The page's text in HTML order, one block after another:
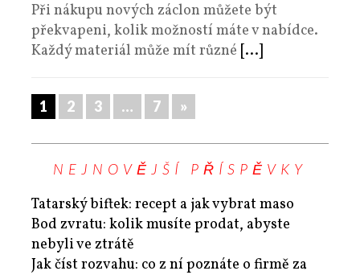
Při nákupu nových záclon můžete být
překvapeni, kolik možností máte v nabídce.
Každý materiál může mít různé [...]
1 2 3 … 7 »
NEJNOVĚJŠÍ PŘÍSPĚVKY
Tatarský biftek: recept a jak vybrat maso
Bod zvratu: kolik musíte prodat, abyste
nebyli ve ztrátě
Jak číst rozvahu: co z ní poznáte o firmě za